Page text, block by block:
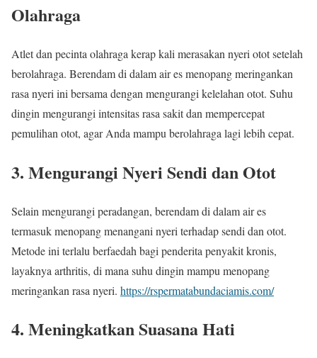
Olahraga
Atlet dan pecinta olahraga kerap kali merasakan nyeri otot setelah
berolahraga. Berendam di dalam air es menopang meringankan
rasa nyeri ini bersama dengan mengurangi kelelahan otot. Suhu
dingin mengurangi intensitas rasa sakit dan mempercepat
pemulihan otot, agar Anda mampu berolahraga lagi lebih cepat.
3. Mengurangi Nyeri Sendi dan Otot
Selain mengurangi peradangan, berendam di dalam air es
termasuk menopang menangani nyeri terhadap sendi dan otot.
Metode ini terlalu berfaedah bagi penderita penyakit kronis,
layaknya arthritis, di mana suhu dingin mampu menopang
meringankan rasa nyeri. https://rspermatabundaciamis.com/
4. Meningkatkan Suasana Hati